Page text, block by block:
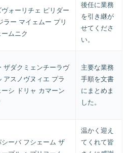
ヴォーリチェ ピリダー
ラー マイェムー プリ
ームニク
後任に業務
を引き継が
せてくださ
い。
ザダクミェンチーラヴ
アスノヴヌィエ プラ
ーシ ドリャ カマーン
主要な業務
手順を文書
にまとめま
した。
シーバ フシェーム ザ
温かく迎え
てくれて皆